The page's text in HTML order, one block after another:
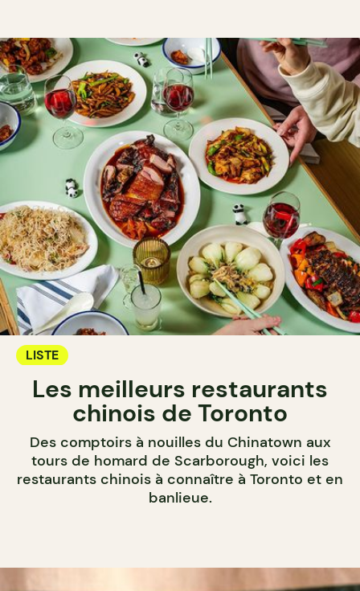
LISTE
Les meilleurs restaurants
chinois de Toronto
Des comptoirs à nouilles du Chinatown aux
tours de homard de Scarborough, voici les
restaurants chinois à connaître à Toronto et en
banlieue.